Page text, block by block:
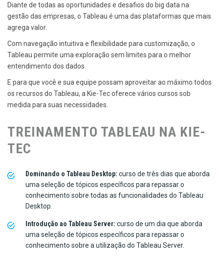
Diante de todas as oportunidades e desafios do big data na
gestão das empresas, o Tableau é uma das plataformas que mais
agrega valor.
Com navegação intuitiva e flexibilidade para customização, o
Tableau permite uma exploração sem limites para o melhor
entendimento dos dados.
E para que você e sua equipe possam aproveitar ao máximo todos
os recursos do Tableau, a Kie-Tec oferece vários cursos sob
medida para suas necessidades.
TREINAMENTO TABLEAU NA KIE-
TEC
Dominando o Tableau Desktop: curso de três dias que aborda
uma seleção de tópicos específicos para repassar o
conhecimento sobre todas as funcionalidades do Tableau
Desktop.
Introdução ao Tableau Server: curso de um dia que aborda
uma seleção de tópicos específicos para repassar o
conhecimento sobre a utilização do Tableau Server.